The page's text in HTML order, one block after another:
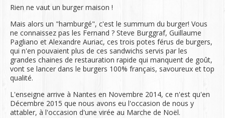
Rien ne vaut un burger maison !
Mais alors un "hamburgé", c'est le summum du burger! Vous
ne connaissez pas les Fernand ? Steve Burggraf, Guillaume
Pagliano et Alexandre Auriac, ces trois potes férus de burgers,
qui n'en pouvaient plus de ces sandwichs servis par les
grandes chaines de restauration rapide qui manquent de goût,
vont se lancer dans le burgers 100% français, savoureux et top
qualité.
L'enseigne arrive à Nantes en Novembre 2014, ce n'est qu'en
Décembre 2015 que nous avons eu l'occasion de nous y
attabler, à l'occasion d'une virée au Marche de Noël.